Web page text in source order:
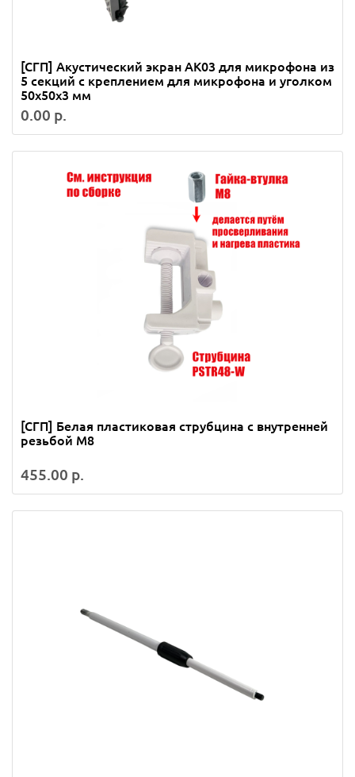
[СГП] Акустический экран AK03 для микрофона из
5 секций с креплением для микрофона и уголком
50x50x3 мм
0.00 р.
[СГП] Белая пластиковая струбцина с внутренней
резьбой М8
455.00 р.